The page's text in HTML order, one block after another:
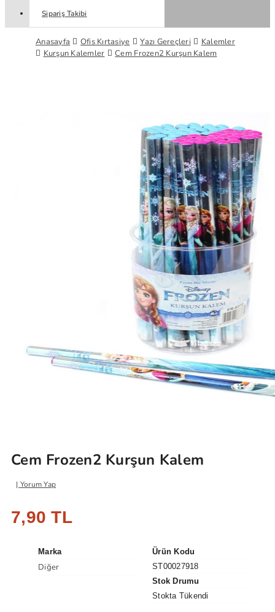
Sipariş Takibi
Anasayfa Ofis Kırtasiye Yazı Gereçleri
Kalemler
Kurşun Kalemler
Cem Frozen2 Kurşun Kalem
Cem Frozen2 Kurşun Kalem
Yorum Yap
7,90 TL
Marka
Diğer
Ürün Kodu
ST00027918
Stok Drumu
Stokta Tükendi